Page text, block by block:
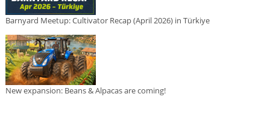
Barnyard Meetup: Cultivator Recap (April 2026) in Türkiye
New expansion: Beans & Alpacas are coming!